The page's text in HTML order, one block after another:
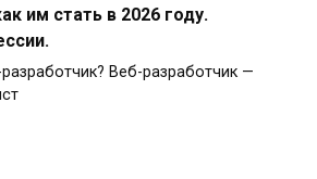
им стать в 2026 году.
Веб-разработчик —